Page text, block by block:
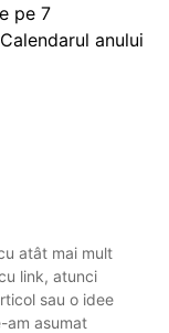
pe 7
anului
atât mai mult
link, atunci
sau o idee
am asumat